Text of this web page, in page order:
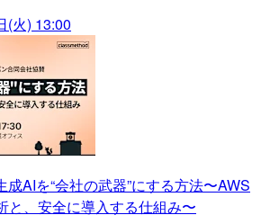
(火) 13:00
成AIを“会社の武器”にする方法〜AWS
と、安全に導入する仕組み〜